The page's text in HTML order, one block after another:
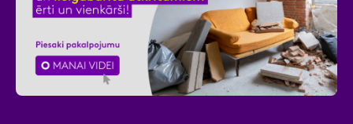
Vārds, Uzvārds